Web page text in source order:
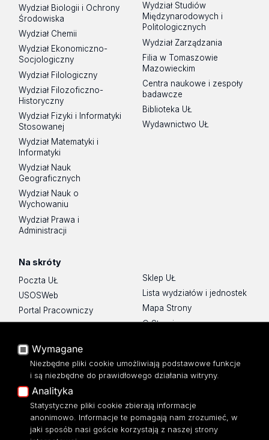
Wydział Biologii i Ochrony
Środowiska
Wydział Chemii
Wydział Ekonomiczno-
Socjologiczny
Wydział Filologiczny
Wydział Filozoficzno-
Historyczny
Wydział Fizyki i Informatyki
Stosowanej
Wydział Matematyki i
Informatyki
Wydział Nauk
Geograficznych
Wydział Nauk o
Wychowaniu
Wydział Prawa i
Administracji
Wydział Studiów
Międzynarodowych i
Politologicznych
Wydział Zarządzania
Filia w Tomaszowie
Mazowieckim
Centra naukowe i zespoły
badawcze
Biblioteka UŁ
Wydawnictwo UŁ
Na skróty
Poczta UŁ
USOSWeb
Portal Pracowniczy
Baza Aktów Własnych
Moodle
Eksperci UŁ
Polityka Prywatności
Dostępność
Sklep UŁ
Lista wydziałów i jednostek
Mapa Strony
O Stronie
Wymagane
Niezbędne pliki cookie umożliwiają podstawowe funkcje
i są niezbędne do prawidłowego działania witryny.
Analityka
Statystyczne pliki cookie zbierają informacje
anonimowo. Informacje te pomagają nam zrozumieć, w
jaki sposób nasi goście korzystają z naszej strony